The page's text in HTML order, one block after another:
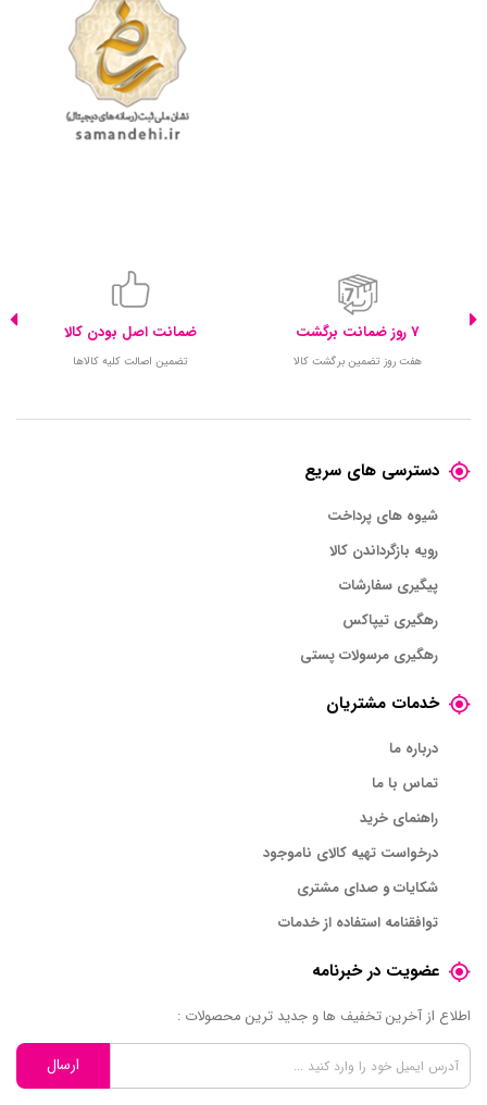
7 روز ضمانت برگشت
هفت روز تضمین برگشت کالا
ضمانت اصل بودن کالا
تضمین اصالت کلیه کالاها
دسترسی های سریع
شیوه های پرداخت
رویه بازگرداندن کالا
پیگیری سفارشات
رهگیری تیپاکس
رهگیری مرسولات پستی
خدمات مشتریان
درباره ما
تماس با ما
راهنمای خرید
درخواست تهیه کالای ناموجود
شکایات و صدای مشتری
توافقنامه استفاده از خدمات
عضویت در خبرنامه
اطلاع از آخرین تخفیف ها و جدید ترین محصولات :
ارسال